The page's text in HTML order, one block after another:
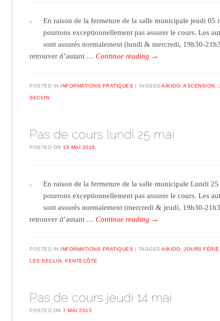
En raison de la fermeture de la salle municipale jeudi 05
pourrons exceptionnellement pas assurer le cours. Les
sont assurés normalement (lundi & mercredi, 19h30-
retrouver d’autant …Continue reading →
POSTED IN INFORMATIONS PRATIQUES TAGGEDAÏKIDO ,ASCENSION
SECLIN
Pas de cours lundi 25 mai
POSTED ON15 MAI 2015
En raison de la fermeture de la salle municipale Lundi
pourrons exceptionnellement pas assurer le cours. Les
sont assurés normalement (mercredi & jeudi, 19h30-
retrouver d’autant …Continue reading →
POSTED IN INFORMATIONS PRATIQUES TAGGEDAÏKIDO ,JOURS
LES SECLIN ,PENTECÔTE
Pas de cours jeudi 14 mai
POSTED ON7 MAI 2015